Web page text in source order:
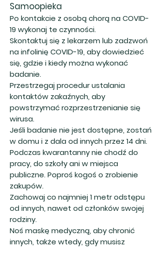
Samoopieka
Po kontakcie z osobą chorą na COVID-
19 wykonaj te czynności.
Skontaktuj się z lekarzem lub zadzwoń
na infolinię COVID-19, aby dowiedzieć
się, gdzie i kiedy można wykonać
badanie.
Przestrzegaj procedur ustalania
kontaktów zakaźnych, aby
powstrzymać rozprzestrzenianie się
wirusa.
Jeśli badanie nie jest dostępne, zostań
w domu i z dala od innych przez 14 dni.
Podczas kwarantanny nie chodź do
pracy, do szkoły ani w miejsca
publiczne. Poproś kogoś o zrobienie
zakupów.
Zachowaj co najmniej 1 metr odstępu
od innych, nawet od członków swojej
rodziny.
Noś maskę medyczną, aby chronić
innych, także wtedy, gdy musisz